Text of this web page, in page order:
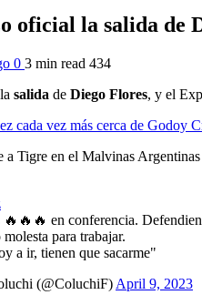
oficial la salida de
0 3 min read 434
salida de Diego Flores, y el
cada vez más cerca de Godoy
a Tigre en el Malvinas
en conferencia.
para trabajar.
a ir, tienen que sacarme"
(@ColuchiF) April 9, 2023